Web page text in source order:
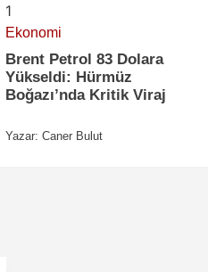
1
Ekonomi
Brent Petrol 83 Dolara
Yükseldi: Hürmüz
Boğazı’nda Kritik Viraj
Yazar: Caner Bulut